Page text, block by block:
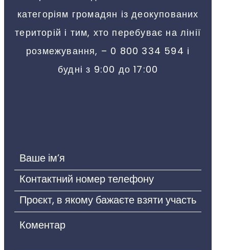
категоріям громадян із деокупованих
територій і тим, хто перебуває на лінії
розмежування, – 0 800 334 594 і
будні з 9:00 до 17:00